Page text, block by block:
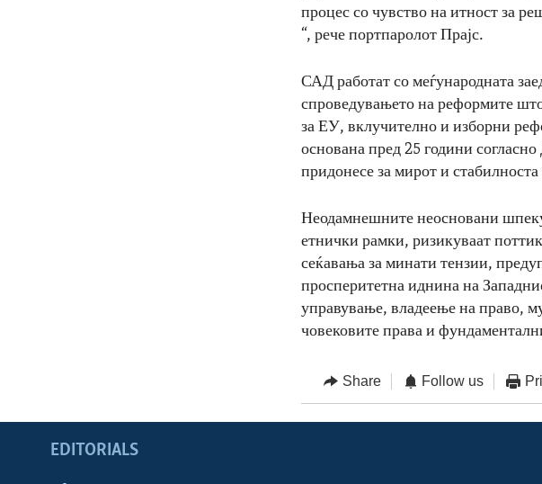
процес со чувство на итност за
“, рече портпаролот Прајс.
САД работат со меѓународната
спроведувањето на реформите
за ЕУ, вклучително и изборни
основана пред 25 години
придонесе за мирот и стабилноста
Неодамнешните неосновани
етнички рамки, ризикуваат
сеќавања за минати тензии,
просперитетна иднина на
управување, владеење на право,
човековите права и
Share Follow us
EDITORIALS